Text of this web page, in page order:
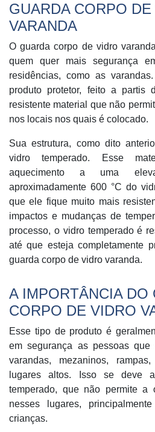
GUARDA CORPO
VARANDA
O guarda corpo de vidro
quem quer mais segurança
residências, como as
produto protetor, feito a partis
resistente material que não
nos locais nos quais é colocado.
Sua estrutura, como dito
vidro temperado. Esse
aquecimento a uma
aproximadamente 600 °C do
que ele fique muito mais
impactos e mudanças de
processo, o vidro temperado é
até que esteja completamente
guarda corpo de vidro varanda.
A IMPORTÂNCIA DO
CORPO DE VIDRO
Esse tipo de produto é
em segurança as pessoas
varandas, mezaninos,
lugares altos. Isso se deve
temperado, que não permite a
nesses lugares,
crianças.